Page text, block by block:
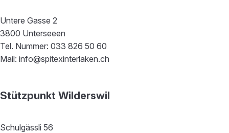
Untere Gasse 2
3800 Unterseeen
Tel. Nummer: 033 826 50 60
Mail: info@spitexinterlaken.ch
Stützpunkt Wilderswil
Schulgässli 56